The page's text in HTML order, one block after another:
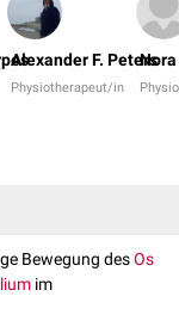
Alexander F. Peters
Physiotherapeut/in
Bewegung desOs
im